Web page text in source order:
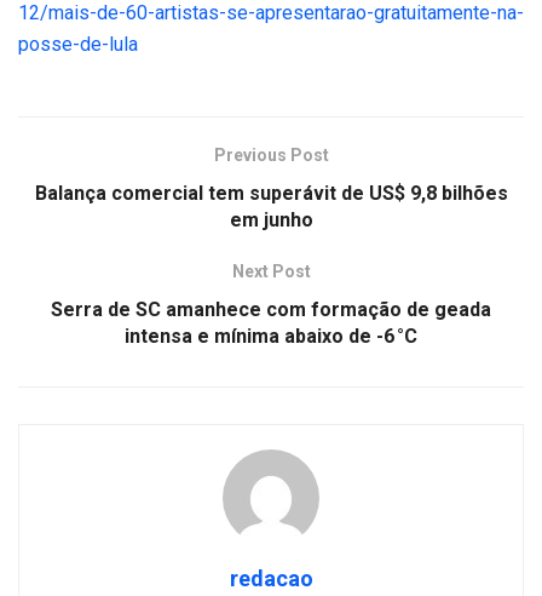
12/mais-de-60-artistas-se-apresentarao-gratuitamente-na-
posse-de-lula
Previous Post
Balança comercial tem superávit de US$ 9,8 bilhões
em junho
Next Post
Serra de SC amanhece com formação de geada
intensa e mínima abaixo de -6 °C
redacao